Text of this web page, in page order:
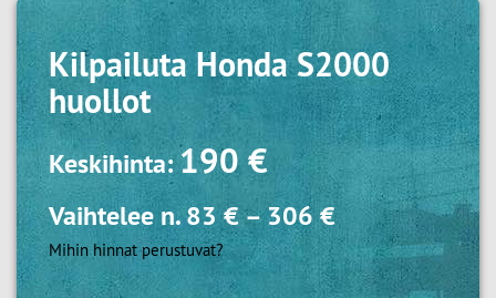
KilpailutaHonda S2000
huollot
Keskihinta:190 €
Vaihtelee n.83 €–306 €
Mihin hinnat perustuvat?